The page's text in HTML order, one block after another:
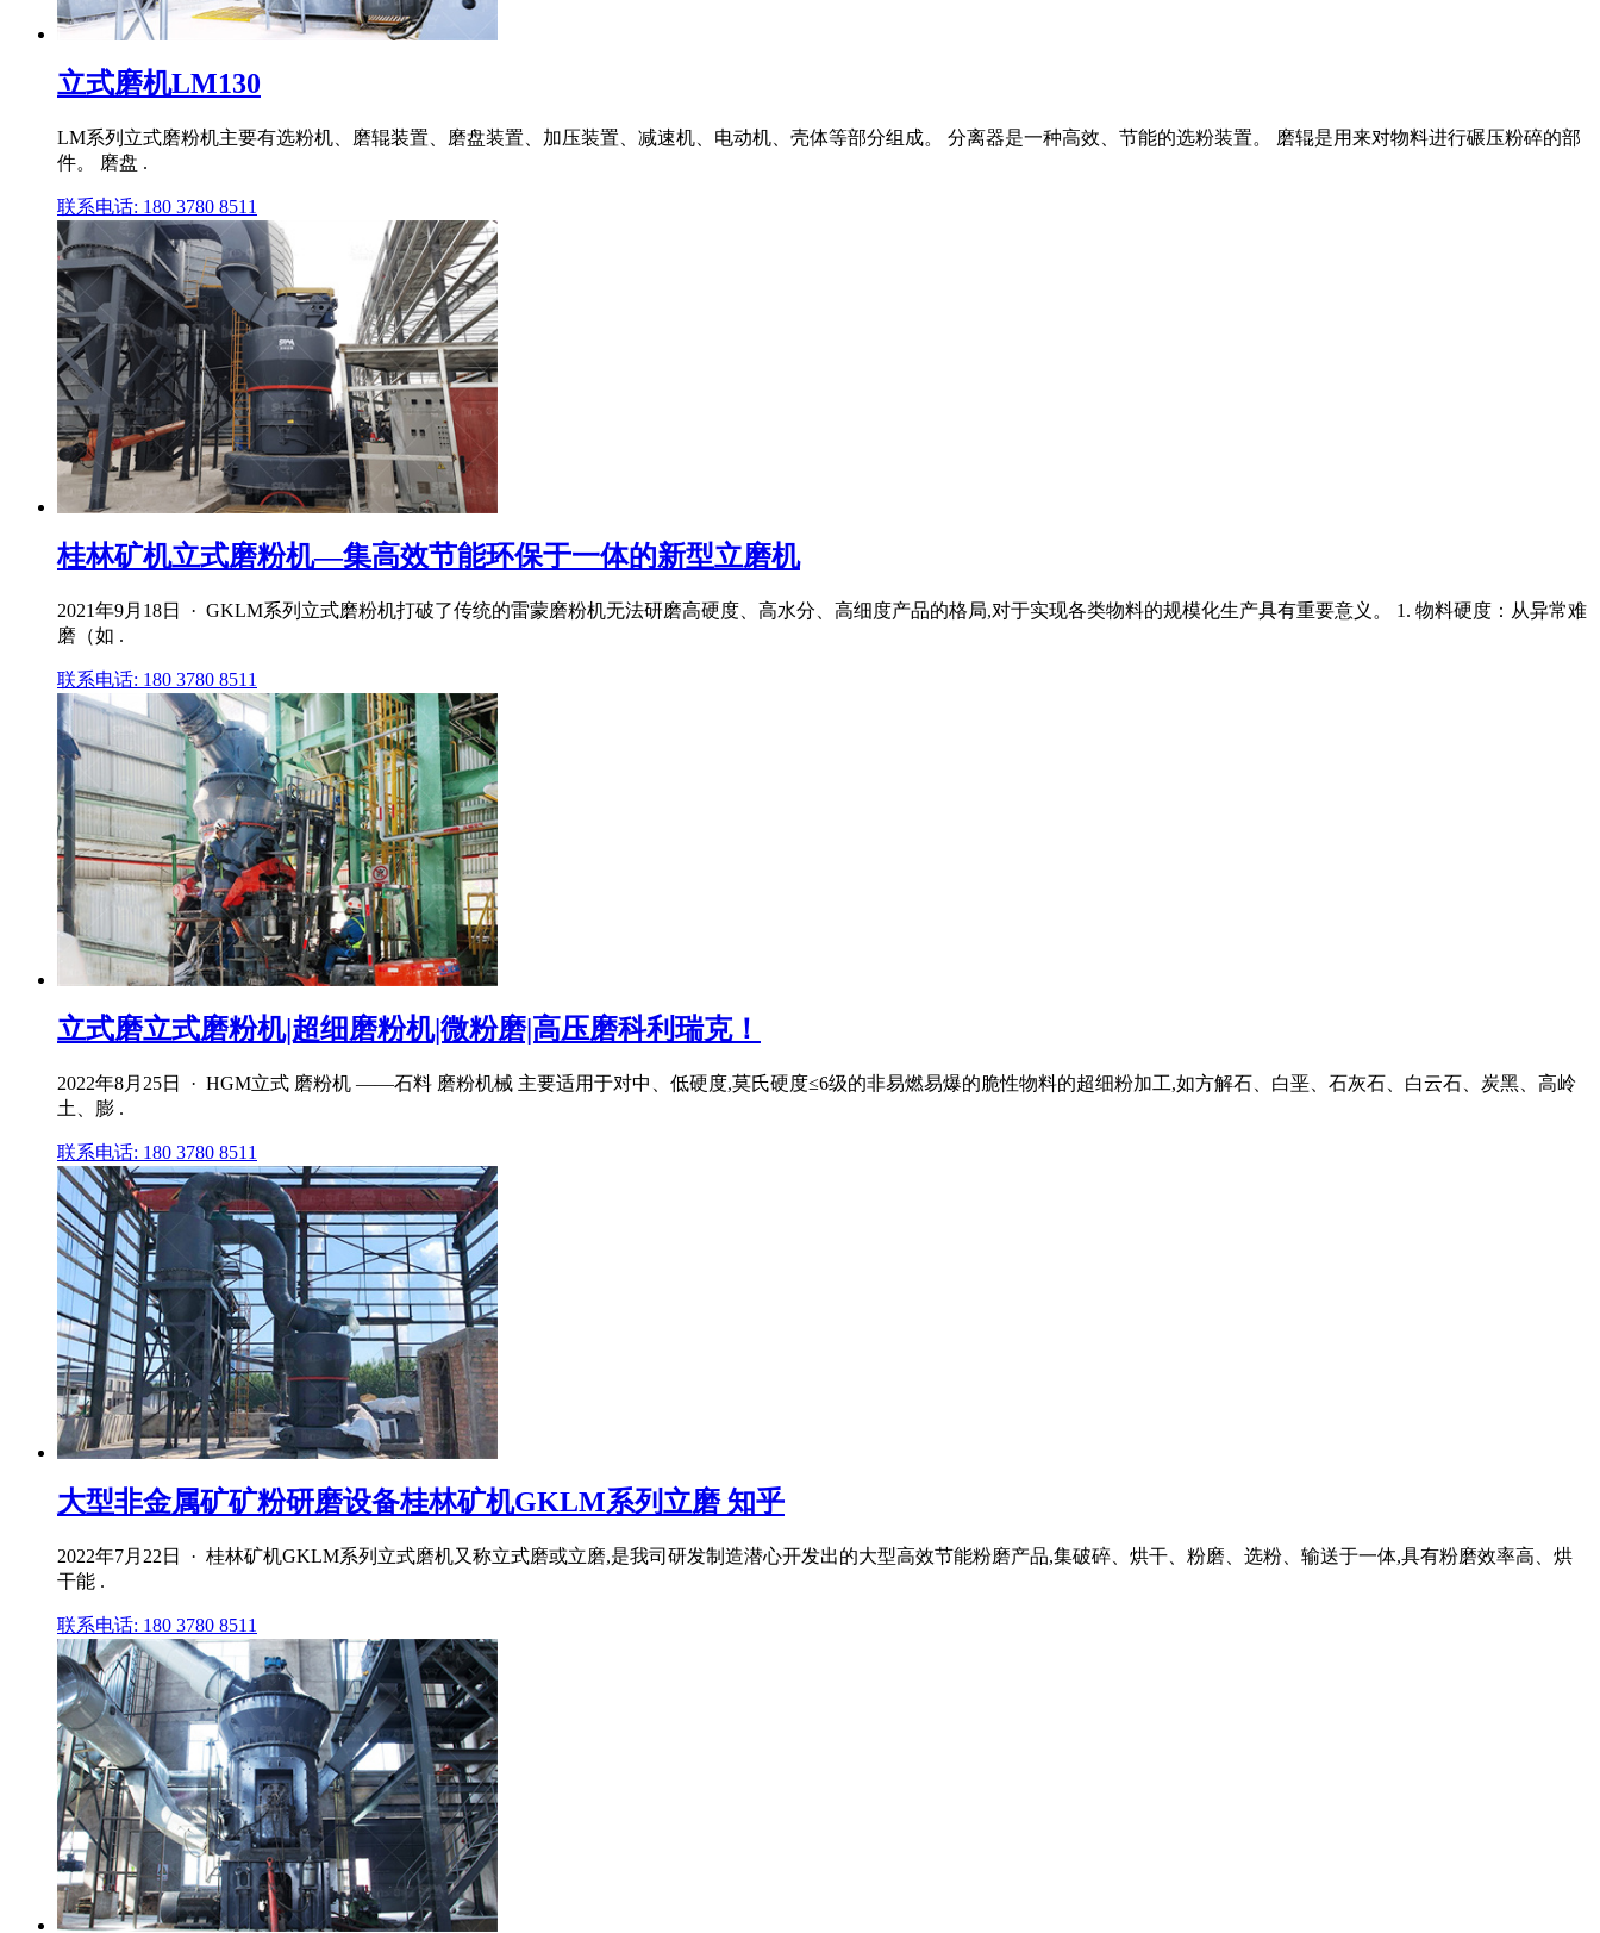
立式磨机LM130
LM系列立式磨粉机主要有选粉机、磨辊装置、磨盘装置、加压装置、减速机、电动机、壳体等部分组成。 分离器是一种高效、节能的选粉装置。 磨辊是用来对物料进行碾压粉碎的部
件。 磨盘 .
联系电话: 180 3780 8511
桂林矿机立式磨粉机—集高效节能环保于一体的新型立磨机
2021年9月18日 · GKLM系列立式磨粉机打破了传统的雷蒙磨粉机无法研磨高硬度、高水分、高细度产品的格局,对于实现各类物料的规模化生产具有重要意义。 1. 物料硬度：从异常难
磨（如 .
联系电话: 180 3780 8511
立式磨立式磨粉机|超细磨粉机|微粉磨|高压磨科利瑞克！
2022年8月25日 · HGM立式 磨粉机 ——石料 磨粉机械 主要适用于对中、低硬度,莫氏硬度≤6级的非易燃易爆的脆性物料的超细粉加工,如方解石、白垩、石灰石、白云石、炭黑、高岭
土、膨 .
联系电话: 180 3780 8511
大型非金属矿矿粉研磨设备桂林矿机GKLM系列立磨 知乎
2022年7月22日 · 桂林矿机GKLM系列立式磨机又称立式磨或立磨,是我司研发制造潜心开发出的大型高效节能粉磨产品,集破碎、烘干、粉磨、选粉、输送于一体,具有粉磨效率高、烘
干能 .
联系电话: 180 3780 8511